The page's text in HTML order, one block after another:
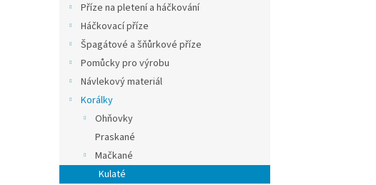
Příze na pletení a háčkování
Háčkovací příze
Špagátové a šňůrkové příze
Pomůcky pro výrobu
Návlekový materiál
Korálky
Ohňovky
Praskané
Mačkané
Kulaté